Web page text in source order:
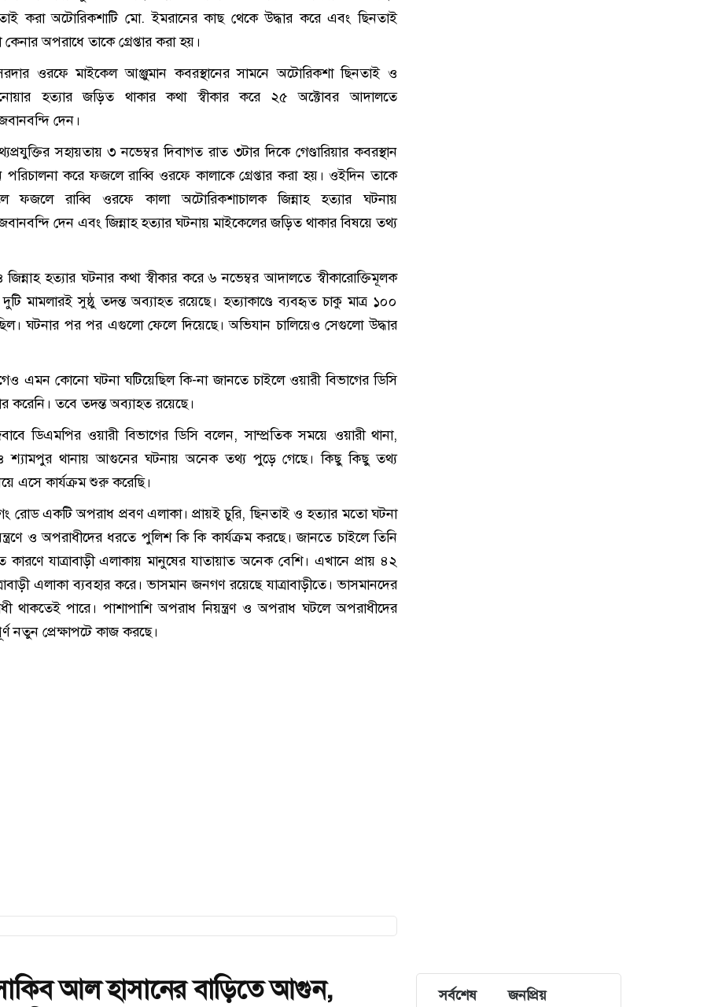
করা অটোরিকশাটি মো. ইমরানের কাছ থেকে উদ্ধার করে এবং ছিনতাই
অপরাধে তাকে গ্রেপ্তার করা হয়।
সরদার ওরফে মাইকেল আঞ্জুমান কবরস্থানের সামনে অটোরিকশা ছিনতাই ও
হত্যার জড়িত থাকার কথা স্বীকার করে ২৫ অক্টোবর আদালতে
দেন।
সহায়তায় ৩ নভেম্বর দিবাগত রাত ৩টার দিকে গেণ্ডারিয়ার কবরস্থান
করে ফজলে রাব্বি ওরফে কালাকে গ্রেপ্তার করা হয়। ওইদিন তাকে
ফজলে রাব্বি ওরফে কালা অটোরিকশাচালক জিন্নাহ হত্যার ঘটনায়
দেন এবং জিন্নাহ হত্যার ঘটনায় মাইকেলের জড়িত থাকার বিষয়ে তথ্য
জিন্নাহ হত্যার ঘটনার কথা স্বীকার করে ৬ নভেম্বর আদালতে স্বীকারোক্তিমূলক
মামলারই সুষ্ঠু তদন্ত অব্যাহত রয়েছে। হত্যাকাণ্ডে ব্যবহৃত চাকু মাত্র ১০০
ঘটনার পর পর এগুলো ফেলে দিয়েছে। অভিযান চালিয়েও সেগুলো উদ্ধার
এমন কোনো ঘটনা ঘটিয়েছিল কি-না জানতে চাইলে ওয়ারী বিভাগের ডিসি
করেনি। তবে তদন্ত অব্যাহত রয়েছে।
ডিএমপির ওয়ারী বিভাগের ডিসি বলেন, সাম্প্রতিক সময়ে ওয়ারী থানা,
ও শ্যামপুর থানায় আগুনের ঘটনায় অনেক তথ্য পুড়ে গেছে। কিছু কিছু তথ্য
এসে কার্যক্রম শুরু করেছি।
রোড একটি অপরাধ প্রবণ এলাকা। প্রায়ই চুরি, ছিনতাই ও হত্যার মতো ঘটনা
ও অপরাধীদের ধরতে পুলিশ কি কি কার্যক্রম করছে। জানতে চাইলে তিনি
যাত্রাবাড়ী এলাকায় মানুষের যাতায়াত অনেক বেশি। এখানে প্রায় ৪২
এলাকা ব্যবহার করে। ভাসমান জনগণ রয়েছে যাত্রাবাড়ীতে। ভাসমানদের
থাকতেই পারে। পাশাপাশি অপরাধ নিয়ন্ত্রণ ও অপরাধ ঘটলে অপরাধীদের
নতুন প্রেক্ষাপটে কাজ করছে।
আল হাসানের বাড়িতে আগুন,
সর্বশেষ জনপ্রিয়